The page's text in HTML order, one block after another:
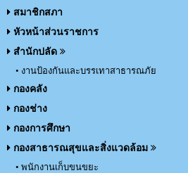
สมาชิกสภา
หัวหน้าส่วนราชการ
สำนักปลัด
• งานป้องกันและบรรเทาสาธารณภัย
กองคลัง
กองช่าง
กองการศึกษา
กองสาธารณสุขและสิ่งแวดล้อม
• พนักงานเก็บขนขยะ